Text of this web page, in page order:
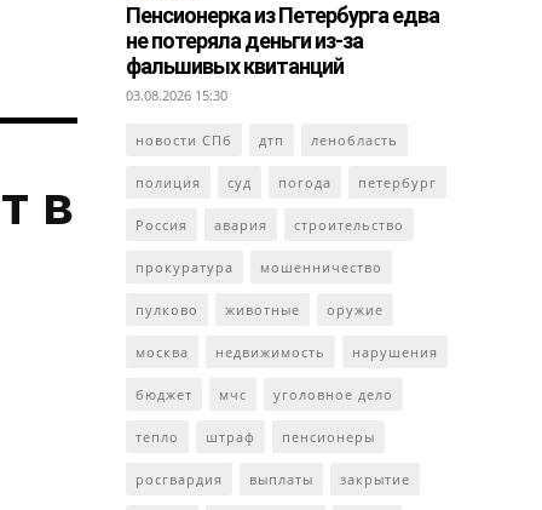
в
Пенсионерка из Петербурга едва
не потеряла деньги из-за
фальшивых квитанций
03.08.2026 15:30
новости СПб дтп ленобласть
полиция суд погода петербург
Россия авария строительство
прокуратура мошенничество
пулково животные оружие
москва недвижимость нарушения
бюджет мчс уголовное дело
тепло штраф пенсионеры
росгвардия выплаты закрытие